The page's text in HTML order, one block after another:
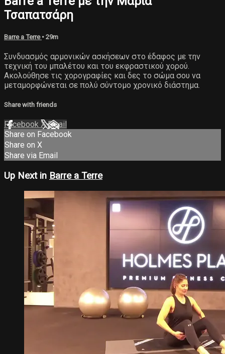
Τσαπατσάρη
Barre a Terre • 29m
Συνδυασμός αρμονικών ασκήσεων στο έδαφος με την
τεχνική του μπαλέτου και του εκφραστικού χορού.
Ακολούθησε τις χορογραφίες και δες το σώμα σου να
μεταμορφώνεται σε πολύ σύντομο χρονικό διάστημα.
Share with friends
Facebook XEmail
Share on Facebook
Share on X
Share via Email
Up Next in Barre a Terre